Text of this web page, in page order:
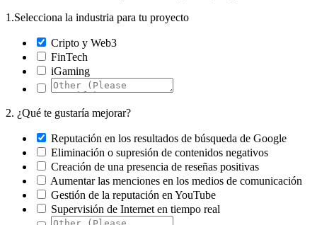
1.Selecciona la industria para tu proyecto
Cripto y Web3
FinTech
iGaming
2. ¿Qué te gustaría mejorar?
Reputación en los resultados de búsqueda de Google
Eliminación o supresión de contenidos negativos
Creación de una presencia de reseñas positivas
Aumentar las menciones en los medios de comunicación
Gestión de la reputación en YouTube
Supervisión de Internet en tiempo real